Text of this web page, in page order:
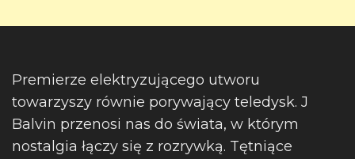
Premierze elektryzującego utworu
towarzyszy równie porywający teledysk. J
Balvin przenosi nas do świata, w którym
nostalgia łączy się z rozrywką. Tętniące